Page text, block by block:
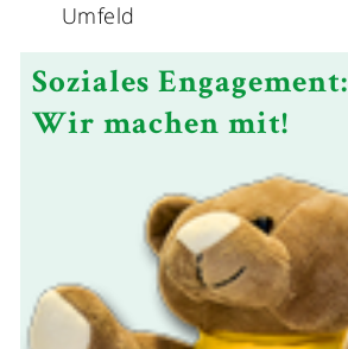
Umfeld
Soziales Engagement:
Wir machen mit!